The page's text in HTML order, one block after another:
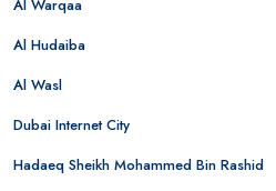
Al Warqaa
Al Hudaiba
Al Wasl
Dubai Internet City
Hadaeq Sheikh Mohammed Bin Rashid